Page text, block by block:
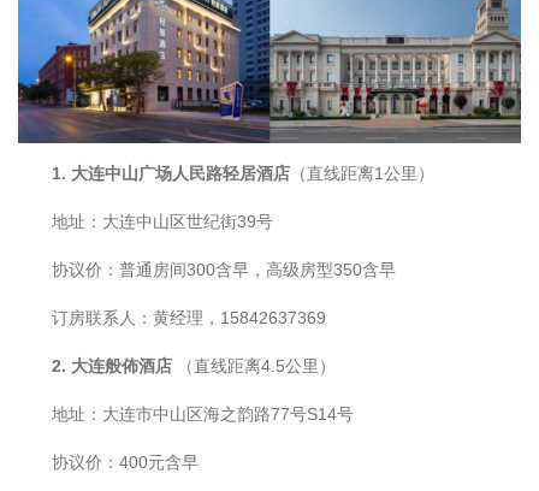
1. 大连中山广场人民路轻居酒店 （直线距离1公里）
地址：大连中山区世纪街39号
协议价：普通房间300含早，高级房型350含早
订房联系人：黄经理，15842637369
2. 大连般佈酒店 （直线距离4.5公里）
地址：大连市中山区海之韵路77号S14号
协议价：400元含早